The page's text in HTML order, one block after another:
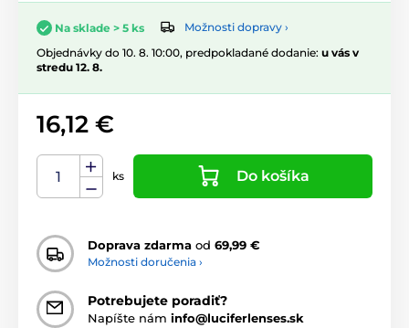
Na sklade > 5 ks
Možnosti dopravy ›
Objednávky do 10. 8. 10:00, predpokladané dodanie: u vás v
stredu 12. 8.
16,12 €
ks Do košíka
Doprava zdarma od 69,99 €
Možnosti doručenia ›
Potrebujete poradiť?
Napíšte nám info@luciferlenses.sk